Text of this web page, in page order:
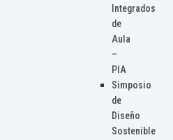
Integrados
de
Aula
–
PIA
Simposio
de
Diseño
Sostenible